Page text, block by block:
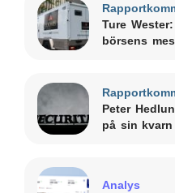
Ture
börsens
Peter
på sin kvarn
Analys